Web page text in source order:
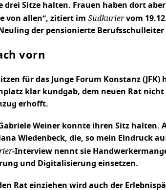
drei Sitze halten. Frauen haben dort
von allen“, zitiert im Südkuriervom
der pensionierte
vorn
für das Junge Forum Konstanz
klar kundgab, dem neuen Rat
erhofft.
Weiner konnte ihren Sitz halten.
Wiedenbeck, die, so mein Eindruck
-Interview nennt sie
und Digitalisierung einsetzen.
Rat einziehen wird auch der